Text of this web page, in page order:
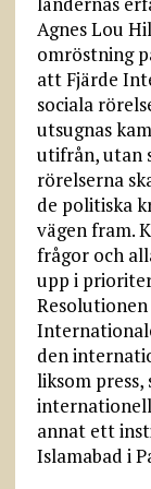
Agnes Lou
omröstning
att Fjärde
sociala
utsugnas
utifrån, utan
rörelserna
de politiska
vägen fram.
frågor och
upp i
den
liksom
annat ett
Islamabad i